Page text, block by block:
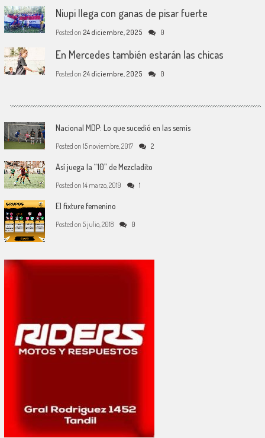
Niupi llega con ganas de pisar fuerte
Posted on 24 diciembre, 2025 0
En Mercedes también estarán las chicas
Posted on 24 diciembre, 2025 0
Nacional MDP: Lo que sucedió en las semis
Posted on 15 noviembre, 2017 2
Así juega la “10” de Mezcladito
Posted on 14 marzo, 2019 1
El fixture femenino
Posted on 5 julio, 2018 0